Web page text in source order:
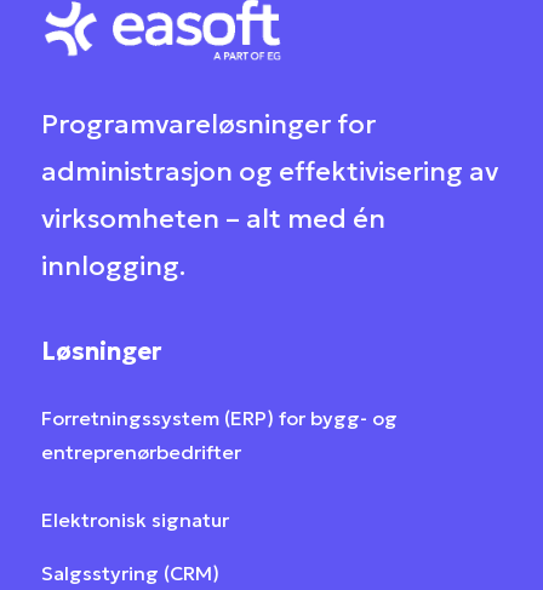
Programvareløsninger for
administrasjon og effektivisering av
virksomheten – alt med én
innlogging.
Løsninger
Forretningssystem (ERP) for bygg- og
entreprenørbedrifter
Elektronisk signatur
Salgsstyring (CRM)